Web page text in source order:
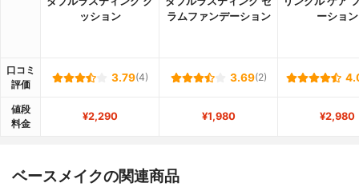
ッション
ラムファンデーション
ーション
口コミ
評価
3.79(4) 3.69(2)
値段
料金
¥2,290 ¥1,980 ¥2,980
ベースメイクの関連商品